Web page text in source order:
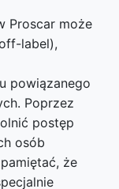
Proscar może
label),
powiązanego
Poprzez
postęp
osób
że